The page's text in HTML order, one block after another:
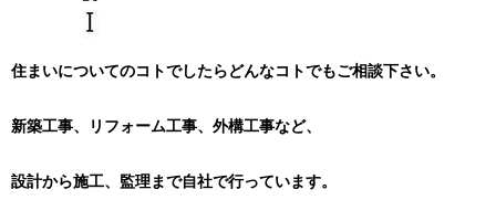
住まいについてのコトでしたらどんなコトでもご相談下さい。
新築工事、リフォーム工事、外構工事など、
設計から施工、監理まで自社で行っています。